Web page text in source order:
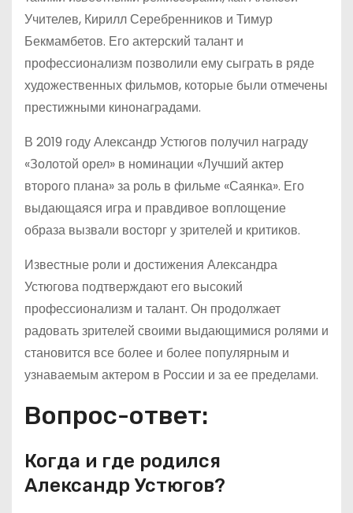
Учителев, Кирилл Серебренников и Тимур
Бекмамбетов. Его актерский талант и
профессионализм позволили ему сыграть в ряде
художественных фильмов, которые были отмечены
престижными кинонаградами.
В 2019 году Александр Устюгов получил награду
«Золотой орел» в номинации «Лучший актер
второго плана» за роль в фильме «Саянка». Его
выдающаяся игра и правдивое воплощение
образа вызвали восторг у зрителей и критиков.
Известные роли и достижения Александра
Устюгова подтверждают его высокий
профессионализм и талант. Он продолжает
радовать зрителей своими выдающимися ролями и
становится все более и более популярным и
узнаваемым актером в России и за ее пределами.
Вопрос-ответ:
Когда и где родился
Александр Устюгов?